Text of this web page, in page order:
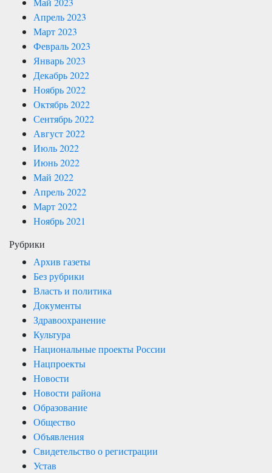
Апрель 2023
Март 2023
Февраль 2023
Январь 2023
Декабрь 2022
Ноябрь 2022
Октябрь 2022
Сентябрь 2022
Август 2022
Июль 2022
Июнь 2022
Май 2022
Апрель 2022
Март 2022
Ноябрь 2021
Рубрики
Архив газеты
Без рубрики
Власть и политика
Документы
Здравоохранение
Культура
Национальные проекты России
Нацпроекты
Новости
Новости района
Образование
Общество
Объявления
Свидетельство о регистрации
Устав